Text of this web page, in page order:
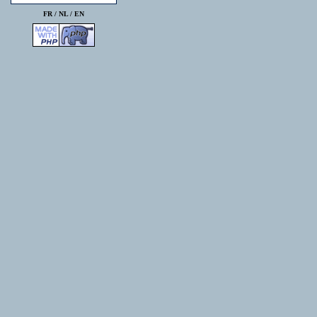
FR / NL/ EN